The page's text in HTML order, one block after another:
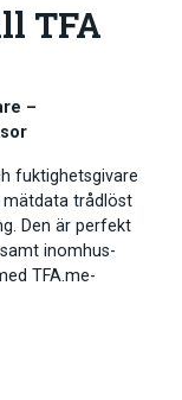
TFA
–
fuktighetsgivare
trådlöst
Den är perfekt
inomhus-
TFA.me-